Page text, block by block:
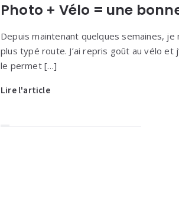
Photo + Vélo = une
Depuis maintenant quelques semaines, je
plus typé route. J’ai repris goût au vélo et
le permet […]
Lire l'article